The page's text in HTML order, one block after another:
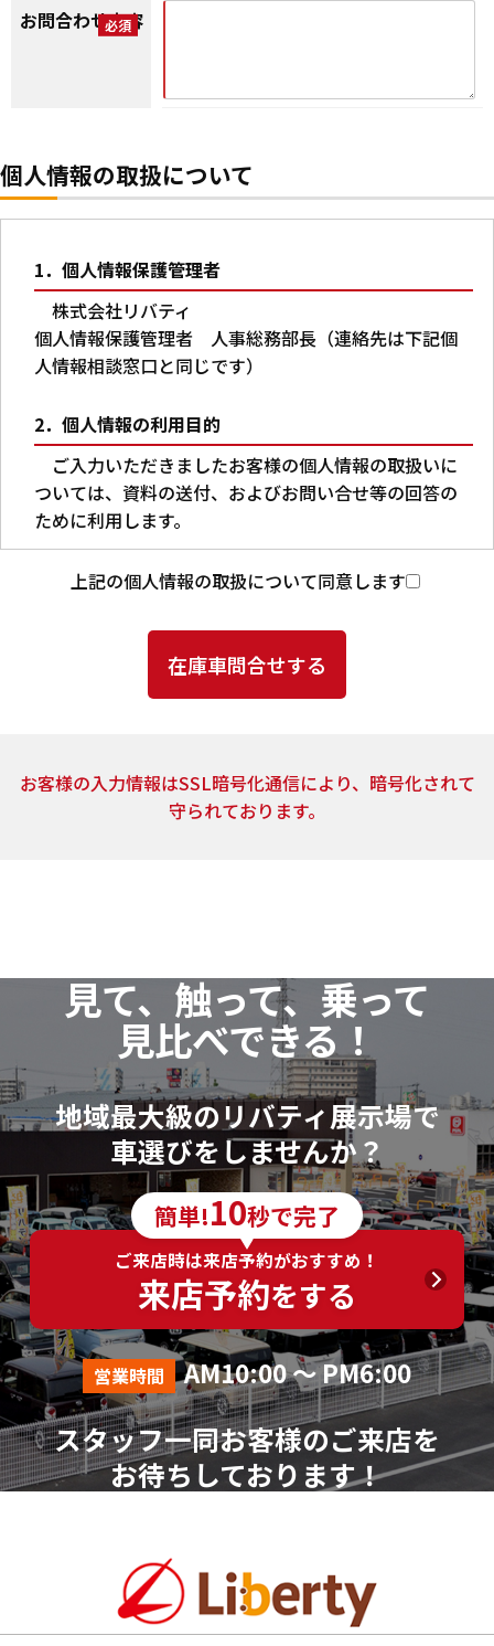
お問合わせ内容
個人情報の取扱について
1．個人情報保護管理者
株式会社リバティ
個人情報保護管理者 人事総務部長（連絡先は下記個
人情報相談窓口と同じです）
2．個人情報の利用目的
ご入力いただきましたお客様の個人情報の取扱いに
ついては、資料の送付、およびお問い合せ等の回答の
ために利用します。
3．第三者への提供
とはありません。
上記2.の利用目的の達成に必要な範囲内において、ご
提供頂いた個人情報の取扱いを委託する場合がありま
す。当社は、個人情報の取扱いを委託する場合、業務委
当社は、当該資料請求により取得した開示対象個人
情報の利用目的の通知・開示・訂正または削除・利用
の停止（以下「開示等」といいます。）に応じます。
開示等に関するお問い合わせ：各店舗営業窓口もし
くは、以下個人情報相談窓口
6．個人情報の取得に応じることの任意性
ご入力は任意ですが、ご入力いただけない項目やご
入力いただいた個人情報に漏れや誤りがあった場合、
資料請求およびお問合せに対する回答が出来ない場合
がございます。
7．その他
本人が容易に認識できない方法による個人情報の取
得は行っておりません。
個人情報に関する相談窓口
（平日AM10:00～PM18:00 ※土、日、祝、年末年始を
上記の個人情報の取扱について同意します
お客様の入力情報はSSL暗号化通信により、暗号化されて
守られております。
見て、触って、乗って
見比べできる！
地域最大級のリバティ展示場で
車選びをしませんか？
簡単!10秒で完了
ご来店時は来店予約がおすすめ！
来店予約をする
営業時間 AM10:00 ～ PM6:00
スタッフ一同お客様のご来店を
お待ちしております！